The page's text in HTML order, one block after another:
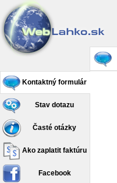
Kontaktný formulár
Stav dotazu
Časté otázky
Ako zaplatit faktúru
Facebook